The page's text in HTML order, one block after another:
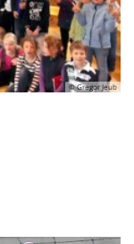
© Gregor Jeub